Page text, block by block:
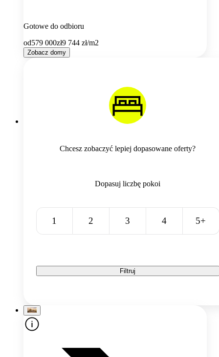
Gotowe do odbioru
od579 000zł9 744 zł/m2
Zobacz domy
Chcesz zobaczyć lepiej dopasowane oferty?
Dopasuj liczbę pokoi
1 2 3 4 5+
Filtruj